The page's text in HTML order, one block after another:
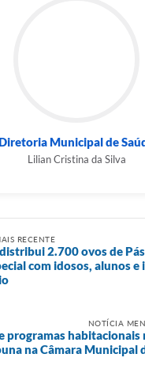
Diretoria Municipal de
Lilian Cristina da Silva
RECENTE
2.700 ovos de
com idosos, alunos
NOTÍCIA
programas habitacionais
na Câmara Municipal